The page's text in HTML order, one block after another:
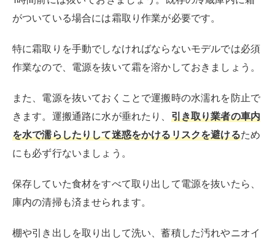
がついている場合には霜取り作業が必要です。
特に霜取りを手動でしなければならないモデルでは必須
作業なので、電源を抜いて霜を溶かしておきましょう。
また、電源を抜いておくことで運搬時の水濡れを防止で
きます。運搬通路に水が垂れたり、 引き取り業者の車内
を水で濡らしたりして迷惑をかけるリスクを避けるため
にも必ず行ないましょう。
保存していた食材をすべて取り出して電源を抜いたら、
庫内の清掃も済ませられます。
棚や引き出しを取り出して洗い、蓄積した汚れやニオイ